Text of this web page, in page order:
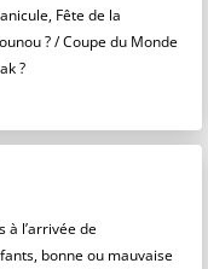
Fête de la
? / Coupe du Monde
?
à l’arrivée de
bonne ou mauvaise